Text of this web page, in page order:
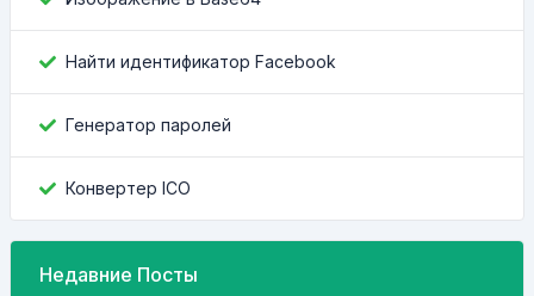
Найти идентификатор Facebook
Генератор паролей
Конвертер ICO
Недавние Посты